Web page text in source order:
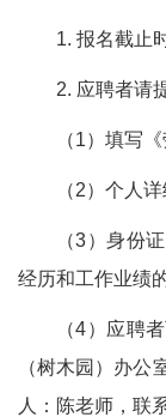
1. 报名截止
2. 应聘者请
（1）填写
（2）个人
（3）身份
经历和工作业绩
（4）应聘
（树木园）办公
人：陈老师，联